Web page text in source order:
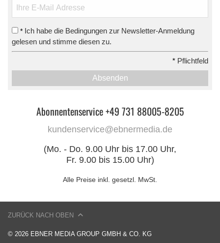
* Ich habe die Bedingungen zur Newsletter-Anmeldung
gelesen und stimme diesen zu.
* Pflichtfeld
Absenden
Abonnentenservice +49 731 88005-8205
kundenservice@ebnermedia.de
(Mo. - Do. 9.00 Uhr bis 17.00 Uhr,
Fr. 9.00 bis 15.00 Uhr)
Alle Preise inkl. gesetzl. MwSt.
© 2026 EBNER MEDIA GROUP GMBH & CO. KG
ZURÜCK NACH OBEN